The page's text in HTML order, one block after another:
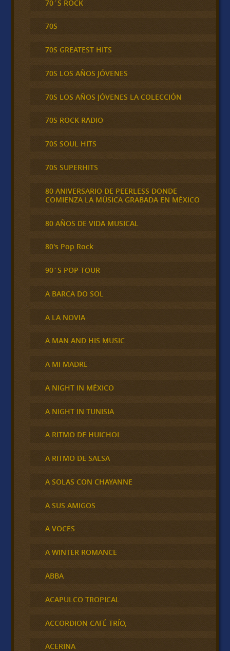
70´S ROCK
70S
70S GREATEST HITS
70S LOS AÑOS JÓVENES
70S LOS AÑOS JÓVENES LA COLECCIÓN
70S ROCK RADIO
70S SOUL HITS
70S SUPERHITS
80 ANIVERSARIO DE PEERLESS DONDE
COMIENZA LA MÚSICA GRABADA EN MÉXICO
80 AÑOS DE VIDA MUSICAL
80's Pop Rock
90´S POP TOUR
A BARCA DO SOL
A LA NOVIA
A MAN AND HIS MUSIC
A MI MADRE
A NIGHT IN MÉXICO
A NIGHT IN TUNISIA
A RITMO DE HUICHOL
A RITMO DE SALSA
A SOLAS CON CHAYANNE
A SUS AMIGOS
A VOCES
A WINTER ROMANCE
ABBA
ACAPULCO TROPICAL
ACCORDION CAFÉ TRÍO,
ACERINA